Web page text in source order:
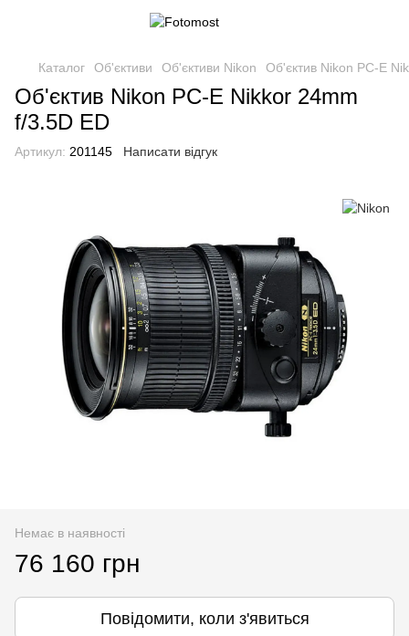
Каталог Об'єктиви Об'єктиви Nikon Об'єктив Nikon PC-E
Об'єктив Nikon PC-E Nikkor 24mm
f/3.5D ED
Артикул: 201145 Написати відгук
Немає в наявності
76 160 грн
Повідомити, коли з'явиться